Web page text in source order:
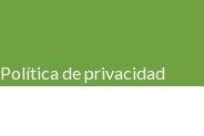
Política de privacidad